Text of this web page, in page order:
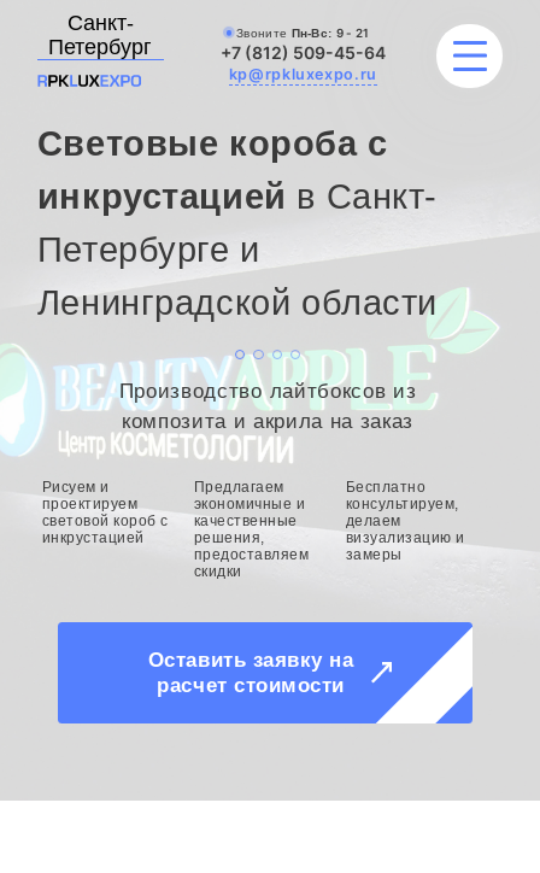
Санкт-
Петербург
Звоните Пн-Вс: 9 - 21
+7 (812) 509-45-64
kp@rpkluxexpo.ru
УСЛУГИ
НАШИ РАБОТЫ
АКЦИИ
БЛОГ
О КОМПАНИИ
Световые короба с
инкрустацией в Санкт-
Петербурге и
Ленинградской области
Производство лайтбоксов из
композита и акрила на заказ
Рисуем и
проектируем
световой короб с
инкрустацией
Предлагаем
экономичные и
качественные
решения,
предоставляем
скидки
Бесплатно
консультируем,
делаем
визуализацию и
замеры
Оставить заявку на
расчет стоимости